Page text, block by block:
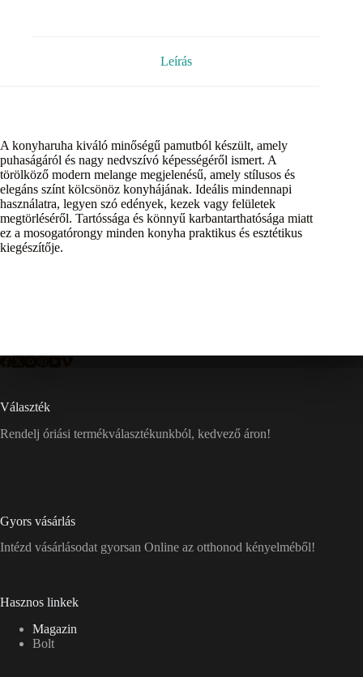
Leírás
A konyharuha kiváló minőségű pamutból készült, amely
puhaságáról és nagy nedvszívó képességéről ismert. A
törölköző modern melange megjelenésű, amely stílusos és
elegáns színt kölcsönöz konyhájának. Ideális mindennapi
használatra, legyen szó edények, kezek vagy felületek
megtörléséről. Tartóssága és könnyű karbantarthatósága miatt
ez a mosogatórongy minden konyha praktikus és esztétikus
kiegészítője.
Választék
Rendelj óriási termékválasztékunkból, kedvező áron!
Gyors vásárlás
Intézd vásárlásodat gyorsan Online az otthonod kényelméből!
Hasznos linkek
Magazin
Bolt